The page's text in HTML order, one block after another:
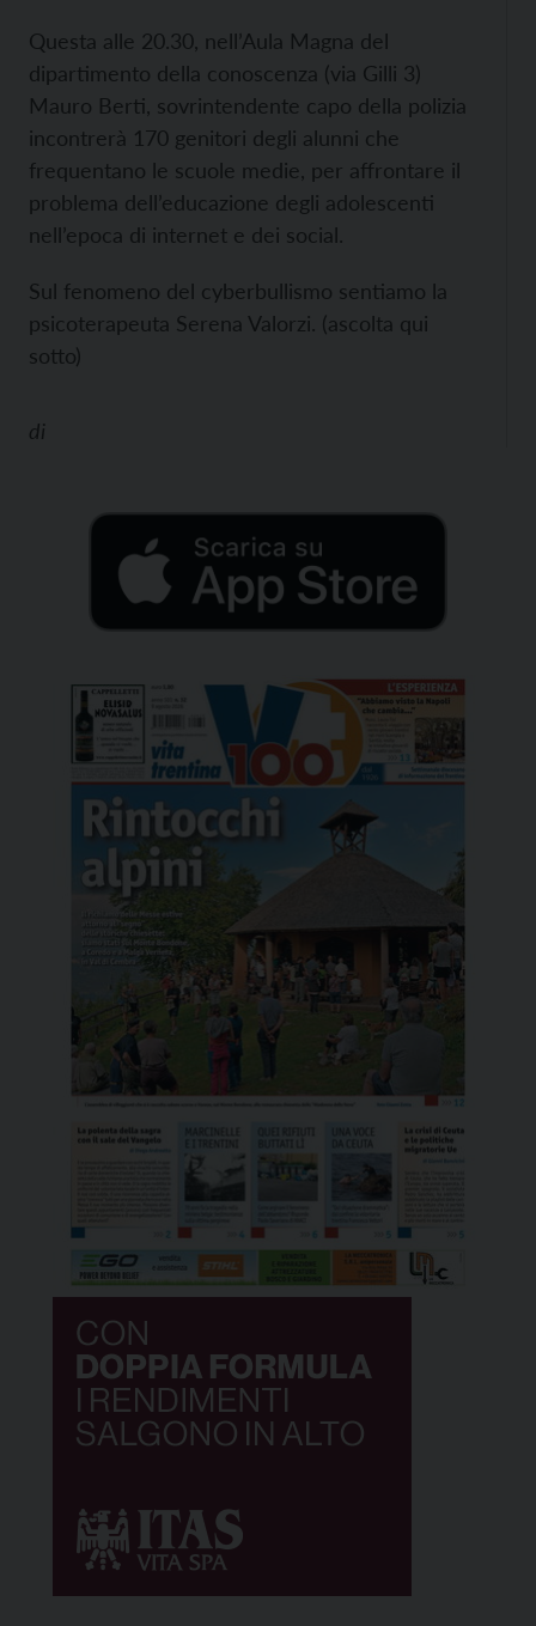
Questa alle 20.30, nell’Aula Magna del
dipartimento della conoscenza (via Gilli 3)
Mauro Berti, sovrintendente capo della polizia
incontrerà 170 genitori degli alunni che
frequentano le scuole medie, per affrontare il
problema dell’educazione degli adolescenti
nell’epoca di internet e dei social.
Sul fenomeno del cyberbullismo sentiamo la
psicoterapeuta Serena Valorzi. (ascolta qui
sotto)
di